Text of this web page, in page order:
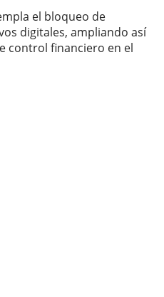
el bloqueo de
digitales, ampliando así
control financiero en el